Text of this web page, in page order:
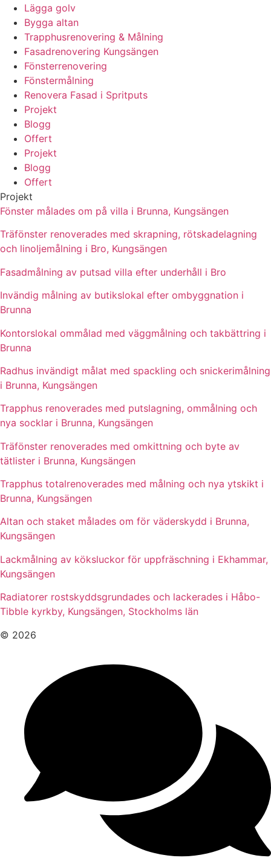
Lägga golv
Bygga altan
Trapphusrenovering & Målning
Fasadrenovering Kungsängen
Fönsterrenovering
Fönstermålning
Renovera Fasad i Spritputs
Projekt
Blogg
Offert
Projekt
Blogg
Offert
Projekt
Fönster målades om på villa i Brunna, Kungsängen
Träfönster renoverades med skrapning, rötskadelagning
och linoljemålning i Bro, Kungsängen
Fasadmålning av putsad villa efter underhåll i Bro
Invändig målning av butikslokal efter ombyggnation i
Brunna
Kontorslokal ommålad med väggmålning och takbättring i
Brunna
Radhus invändigt målat med spackling och snickerimålning
i Brunna, Kungsängen
Trapphus renoverades med putslagning, ommålning och
nya socklar i Brunna, Kungsängen
Träfönster renoverades med omkittning och byte av
tätlister i Brunna, Kungsängen
Trapphus totalrenoverades med målning och nya ytskikt i
Brunna, Kungsängen
Altan och staket målades om för väderskydd i Brunna,
Kungsängen
Lackmålning av köksluckor för uppfräschning i Ekhammar,
Kungsängen
Radiatorer rostskyddsgrundades och lackerades i Håbo-
Tibble kyrkby, Kungsängen, Stockholms län
© 2026